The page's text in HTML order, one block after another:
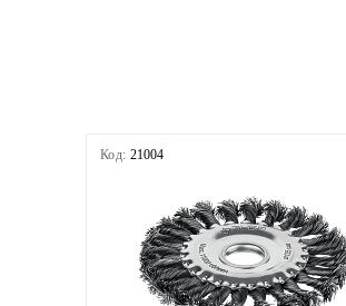
Код: 21004